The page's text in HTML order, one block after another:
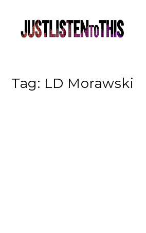
Tag: LD Morawski